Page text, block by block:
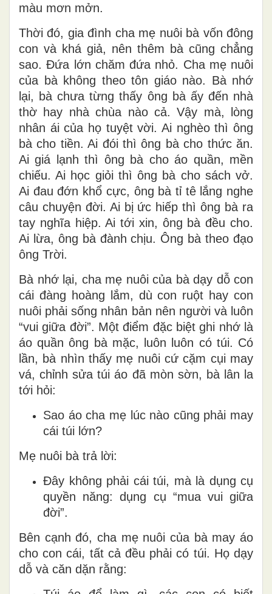
màu mơn mởn.
Thời đó, gia đình cha mẹ nuôi bà vốn đông
con và khá giả, nên thêm bà cũng chẳng
sao. Đứa lớn chăm đứa nhỏ. Cha mẹ nuôi
của bà không theo tôn giáo nào. Bà nhớ
lại, bà chưa từng thấy ông bà ấy đến nhà
thờ hay nhà chùa nào cả. Vậy mà, lòng
nhân ái của họ tuyệt vời. Ai nghèo thì ông
bà cho tiền. Ai đói thì ông bà cho thức ăn.
Ai giá lạnh thì ông bà cho áo quần, mền
chiếu. Ai học giỏi thì ông bà cho sách vở.
Ai đau đớn khổ cực, ông bà tỉ tê lắng nghe
câu chuyện đời. Ai bị ức hiếp thì ông bà ra
tay nghĩa hiệp. Ai tới xin, ông bà đều cho.
Ai lừa, ông bà đành chịu. Ông bà theo đạo
ông Trời.
Bà nhớ lại, cha mẹ nuôi của bà dạy dỗ con
cái đàng hoàng lắm, dù con ruột hay con
nuôi phải sống nhân bản nên người và luôn
“vui giữa đời”. Một điểm đặc biệt ghi nhớ là
áo quần ông bà mặc, luôn luôn có túi. Có
lần, bà nhìn thấy mẹ nuôi cứ cặm cụi may
vá, chỉnh sửa túi áo đã mòn sờn, bà lân la
tới hỏi:
Sao áo cha mẹ lúc nào cũng phải may
cái túi lớn?
Mẹ nuôi bà trả lời:
Đây không phải cái túi, mà là dụng cụ
quyền năng: dụng cụ “mua vui giữa
đời”.
Bên cạnh đó, cha mẹ nuôi của bà may áo
cho con cái, tất cả đều phải có túi. Họ dạy
dỗ và căn dặn rằng: